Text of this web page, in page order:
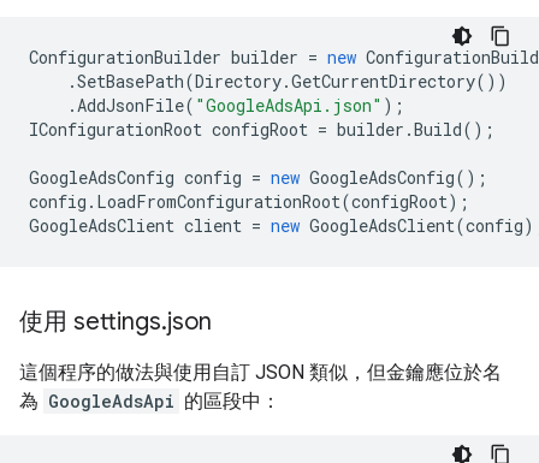
ConfigurationBuilder builder = new
.SetBasePath(Directory.GetCurrentDirectory())
.AddJsonFile( "GoogleAdsApi.json" );
IConfigurationRoot configRoot = builder .Build();
GoogleAdsConfig config = new GoogleAdsConfig();
config . LoadFromConfigurationRoot(configRoot);
GoogleAdsClient client = new GoogleAdsClient(config
使用 settings.json
這個程序的做法與使用自訂 JSON 類似，但金鑰應位於名
為 GoogleAdsApi 的區段中：